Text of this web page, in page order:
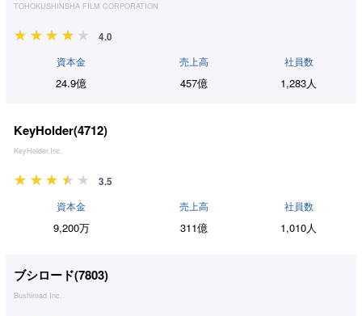
TOHOKUSHINSHA FILM CORPORATION
4.0
資本金
24.9億
売上高
457億
社員数
1,283人
KeyHolder(4712)
KeyHolder,Inc.
3.5
資本金
9,200万
売上高
311億
社員数
1,010人
ブシロード(7803)
Bushiroad Inc.